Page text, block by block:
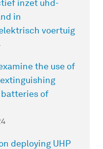
inzet uhd-
in
voertuig
the use of
of
deploying UHP